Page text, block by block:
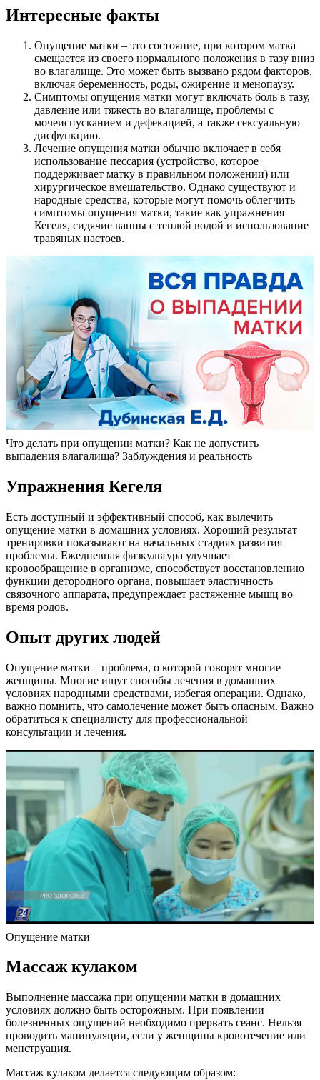
Интересные факты
Опущение матки – это состояние, при котором матка
смещается из своего нормального положения в тазу вниз
во влагалище. Это может быть вызвано рядом факторов,
включая беременность, роды, ожирение и менопаузу.
Симптомы опущения матки могут включать боль в тазу,
давление или тяжесть во влагалище, проблемы с
мочеиспусканием и дефекацией, а также сексуальную
дисфункцию.
Лечение опущения матки обычно включает в себя
использование пессария (устройство, которое
поддерживает матку в правильном положении) или
хирургическое вмешательство. Однако существуют и
народные средства, которые могут помочь облегчить
симптомы опущения матки, такие как упражнения
Кегеля, сидячие ванны с теплой водой и использование
травяных настоев.
Что делать при опущении матки? Как не допустить
выпадения влагалища? Заблуждения и реальность
Упражнения Кегеля
Есть доступный и эффективный способ, как вылечить
опущение матки в домашних условиях. Хороший результат
тренировки показывают на начальных стадиях развития
проблемы. Ежедневная физкультура улучшает
кровообращение в организме, способствует восстановлению
функции детородного органа, повышает эластичность
связочного аппарата, предупреждает растяжение мышц во
время родов.
Опыт других людей
Опущение матки – проблема, о которой говорят многие
женщины. Многие ищут способы лечения в домашних
условиях народными средствами, избегая операции. Однако,
важно помнить, что самолечение может быть опасным. Важно
обратиться к специалисту для профессиональной
консультации и лечения.
Опущение матки
Массаж кулаком
Выполнение массажа при опущении матки в домашних
условиях должно быть осторожным. При появлении
болезненных ощущений необходимо прервать сеанс. Нельзя
проводить манипуляции, если у женщины кровотечение или
менструация.
Массаж кулаком делается следующим образом: